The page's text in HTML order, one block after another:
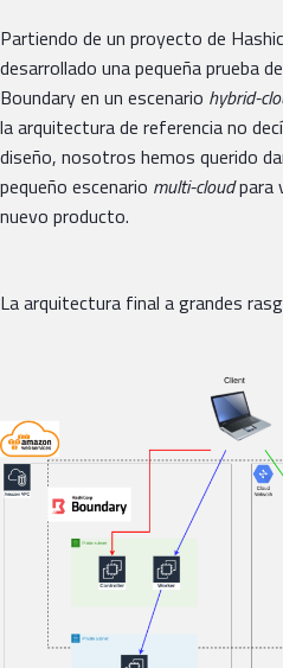
Partiendo de un proyecto de
desarrollado una pequeña prueba
Boundary en un escenario hybrid-
la arquitectura de referencia no
diseño, nosotros hemos querido
pequeño escenario multi-cloudpara
nuevo producto.
La arquitectura final a grandes